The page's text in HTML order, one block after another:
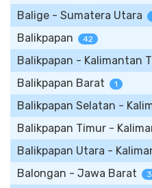
Balige - Sumatera Utara
Balikpapan 42
Balikpapan - Kalimantan
Balikpapan Barat 1
Balikpapan Selatan -
Balikpapan Timur -
Balikpapan Utara -
Balongan - Jawa Barat 3